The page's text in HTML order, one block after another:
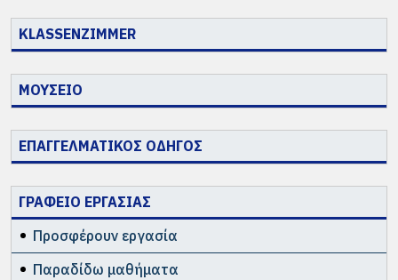
KLASSENZIMMER
ΜΟΥΣΕΙΟ
ΕΠΑΓΓΕΛΜΑΤΙΚΟΣ ΟΔΗΓΟΣ
ΓΡΑΦΕΙΟ ΕΡΓΑΣΙΑΣ
Προσφέρουν εργασία
Παραδίδω μαθήματα